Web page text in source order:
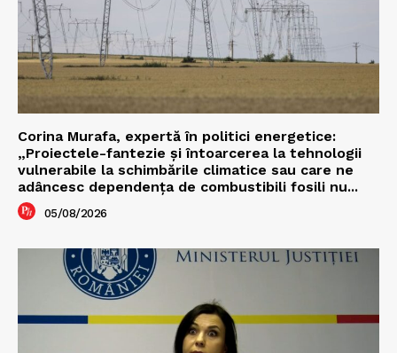
Corina Murafa, expertă în politici energetice:
„Proiectele-fantezie și întoarcerea la tehnologii
vulnerabile la schimbările climatice sau care ne
adâncesc dependența de combustibili fosili nu...
05/08/2026